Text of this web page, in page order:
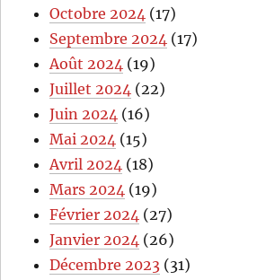
Octobre 2024 (17)
Septembre 2024 (17)
Août 2024 (19)
Juillet 2024 (22)
Juin 2024 (16)
Mai 2024 (15)
Avril 2024 (18)
Mars 2024 (19)
Février 2024 (27)
Janvier 2024 (26)
Décembre 2023 (31)